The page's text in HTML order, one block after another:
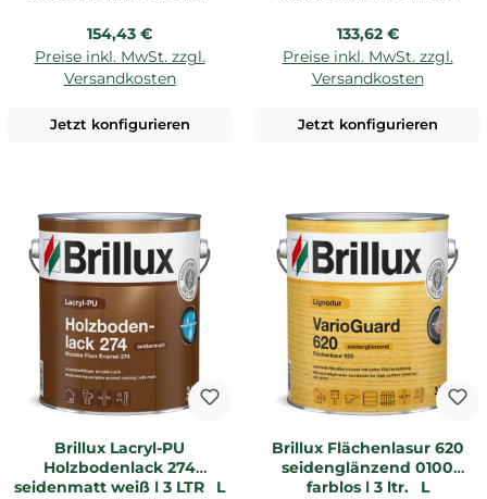
Regulärer Preis:
154,43 €
Preise inkl. MwSt. zzgl.
Versandkosten
Jetzt konfigurieren
Regulärer Preis:
133,62 €
Preise inkl. MwSt. zzgl.
Versandkosten
Jetzt konfigurieren
Brillux Lacryl-PU
Holzbodenlack 274
seidenmatt weiß | 3 LTR _L
Brillux Flächenlasur 620
seidenglänzend 0100
farblos | 3 ltr. _L